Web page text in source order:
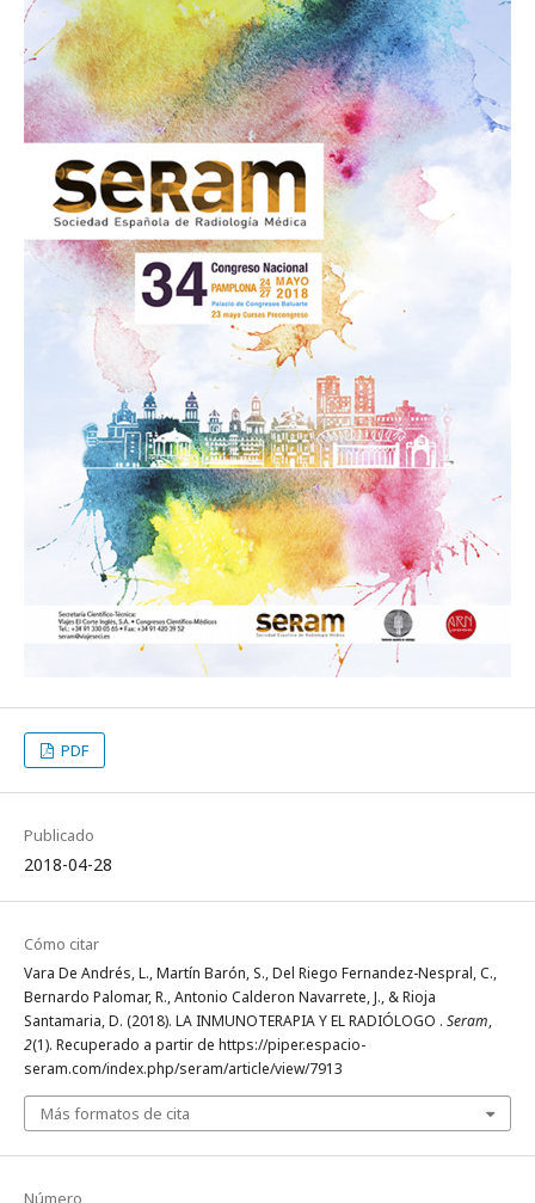
PDF
Publicado
2018-04-28
Cómo citar
Vara De Andrés, L., Martín Barón, S., Del Riego Fernandez-Nespral, C.,
Bernardo Palomar, R., Antonio Calderon Navarrete, J., & Rioja
Santamaria, D. (2018). LA INMUNOTERAPIA Y EL RADIÓLOGO . Seram,
2(1). Recuperado a partir de https://piper.espacio-
seram.com/index.php/seram/article/view/7913
Más formatos de cita
Número